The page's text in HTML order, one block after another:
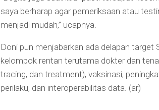
saya berharap agar pemeriksaan atau
menjadi mudah,” ucapnya.
Doni pun menjabarkan ada delapan
kelompok rentan terutama dokter dan
tracing, dan treatment), vaksinasi,
perilaku, dan interoperabilitas data. (ar)